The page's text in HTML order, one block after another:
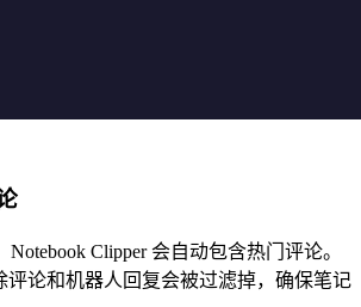
Notebook Clipper 会自动包含热门评论。
评论和机器人回复会被过滤掉，确保笔记